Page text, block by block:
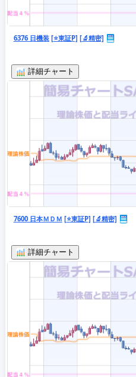
6376 日機装 [⭐東証P] [🔬精密]
詳細チャート
7600 日本ＭＤＭ [⭐東証P] [🔬精密]
詳細チャート